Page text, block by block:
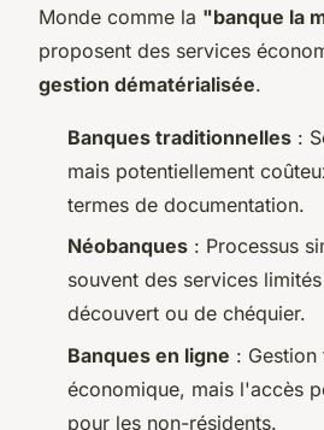
Monde comme la "banque la
proposent des services
gestion dématérialisée.
Banques traditionnelles :
mais potentiellement
termes de documentation.
Néobanques : Processus
souvent des services
découvert ou de chéquier.
Banques en ligne :
économique, mais l'accès
pour les non-résidents.